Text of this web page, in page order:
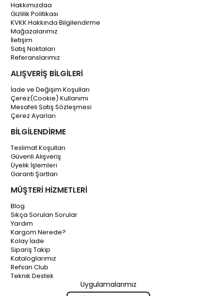
Hakkımızdaa
Gizlilik Politikası
KVKK Hakkında Bilgilendirme
Mağazalarımız
İletişim
Satış Noktaları
Referanslarımız
ALIŞVERİŞ BİLGİLERİ
İade ve Değişim Koşulları
Çerez(Cookie) Kullanımı
Mesafeli Satış Sözleşmesi
Çerez Ayarları
BİLGİLENDİRME
Teslimat Koşulları
Güvenli Alışveriş
Üyelik İşlemleri
Garanti Şartları
MÜŞTERİ HİZMETLERİ
Blog
Sıkça Sorulan Sorular
Yardım
Kargom Nerede?
Kolay İade
Sipariş Takip
Kataloglarımız
Refsan Club
Teknik Destek
Uygulamalarımız